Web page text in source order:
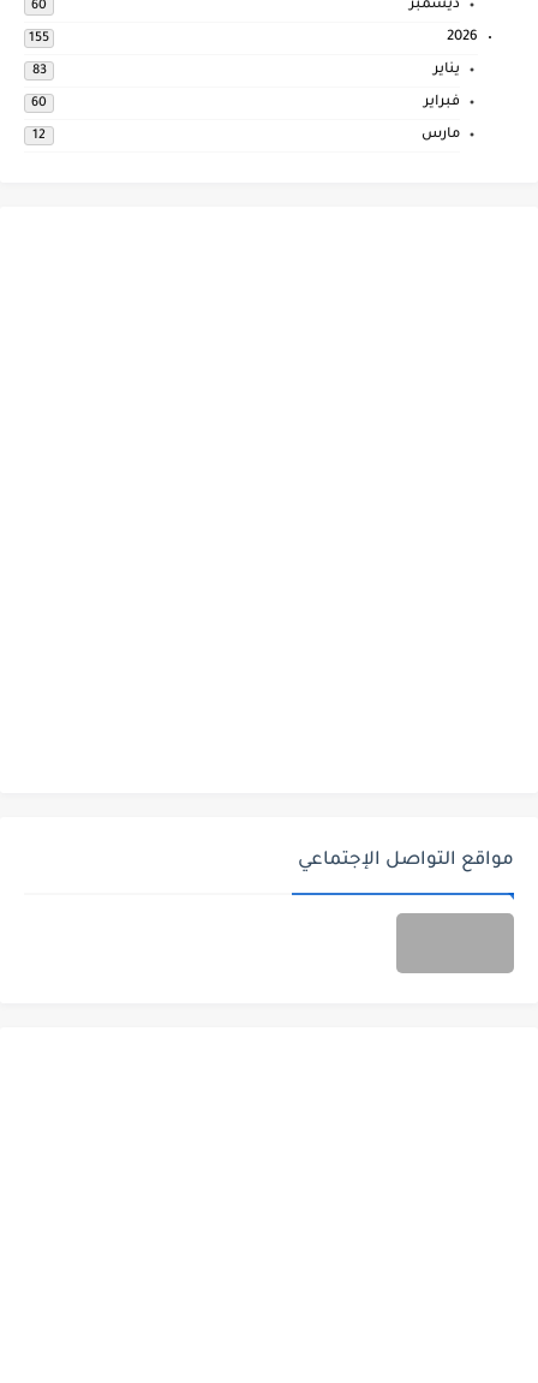
ديسمبر 60
2026
155
يناير 83
فبراير 60
مارس 12
مواقع التواصل الإجتماعي